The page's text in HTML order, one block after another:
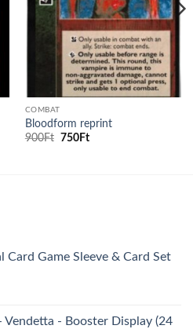
COMBAT
Bloodform reprint
900Ft Original
750FtCurrent
Card Game Sleeve & Card Set
Vendetta - Booster Display (24